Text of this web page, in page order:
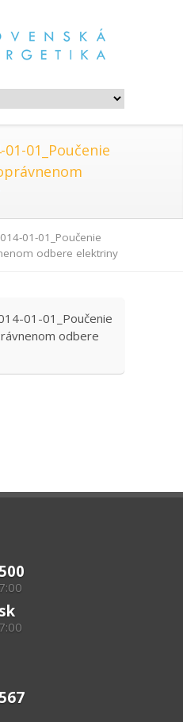
01-01_Poučenie
01-01_Poučenie
odbere elektriny
01-01_Poučenie
odbere